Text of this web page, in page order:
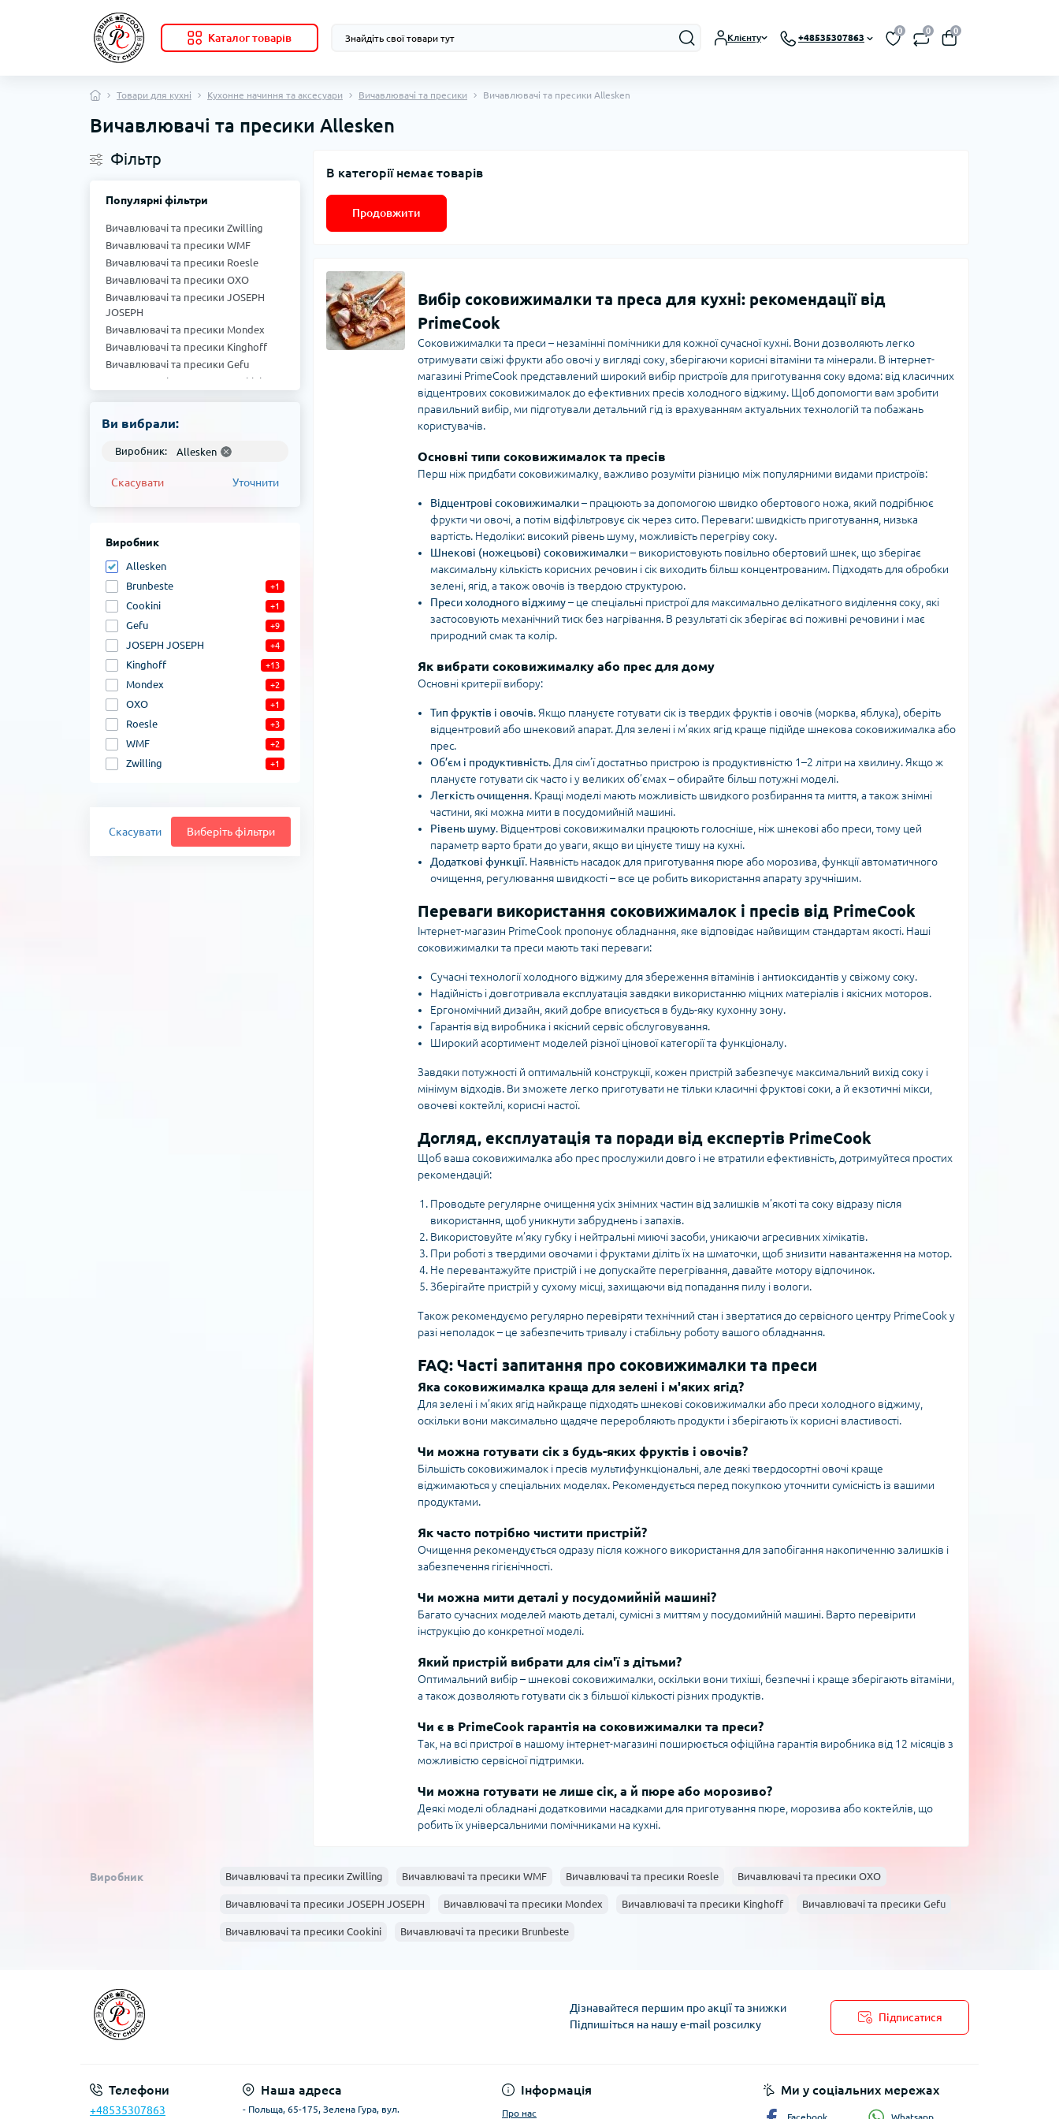
Каталог товарів Клієнту +48535307863
0 0 0
Товари для кухні Кухонне начиння та аксесуари Вичавлювачі та пресики Вичавлювачі та пресики Allesken
Вичавлювачі та пресики Allesken
Фільтр
Популярні фільтри
Вичавлювачі та пресики Zwilling
Вичавлювачі та пресики WMF
Вичавлювачі та пресики Roesle
Вичавлювачі та пресики OXO
Вичавлювачі та пресики JOSEPH
JOSEPH
Вичавлювачі та пресики Mondex
Вичавлювачі та пресики Kinghoff
Вичавлювачі та пресики Gefu
Вичавлювачі та пресики Cookini
Ви вибрали:
Виробник: Allesken
Скасувати Уточнити
Виробник
Allesken
Brunbeste
+1
Cookini +1
Gefu +9
JOSEPH JOSEPH +4
Kinghoff +13
Mondex +2
OXO +1
Roesle +3
WMF +2
Zwilling +1
Скасувати Виберіть фільтри
В категорії немає товарів
Продовжити
Вибір соковижималки та преса для кухні: рекомендації від
PrimeCook
Соковижималки та преси – незамінні помічники для кожної сучасної кухні. Вони дозволяють легко
отримувати свіжі фрукти або овочі у вигляді соку, зберігаючи корисні вітаміни та мінерали. В інтернет-
магазині PrimeCook представлений широкий вибір пристроїв для приготування соку вдома: від класичних
відцентрових соковижималок до ефективних пресів холодного віджиму. Щоб допомогти вам зробити
правильний вибір, ми підготували детальний гід із врахуванням актуальних технологій та побажань
користувачів.
Основні типи соковижималок та пресів
Перш ніж придбати соковижималку, важливо розуміти різницю між популярними видами пристроїв:
Відцентрові соковижималки– працюють за допомогою швидко обертового ножа, який подрібнює
фрукти чи овочі, а потім відфільтровує сік через сито. Переваги: швидкість приготування, низька
вартість. Недоліки: високий рівень шуму, можливість перегріву соку.
Шнекові (ножецьові) соковижималки– використовують повільно обертовий шнек, що зберігає
максимальну кількість корисних речовин і сік виходить більш концентрованим. Підходять для обробки
зелені, ягід, а також овочів із твердою структурою.
Преси холодного віджиму– це спеціальні пристрої для максимально делікатного виділення соку, які
застосовують механічний тиск без нагрівання. В результаті сік зберігає всі поживні речовини і має
природний смак та колір.
Як вибрати соковижималку або прес для дому
Основні критерії вибору:
Тип фруктів і овочів. Якщо плануєте готувати сік із твердих фруктів і овочів (морква, яблука), оберіть
відцентровий або шнековий апарат. Для зелені і м’яких ягід краще підійде шнекова соковижималка або
прес.
Об’єм і продуктивність. Для сім’ї достатньо пристрою із продуктивністю 1–2 літри на хвилину. Якщо ж
плануєте готувати сік часто і у великих об’ємах – обирайте більш потужні моделі.
Легкість очищення. Кращі моделі мають можливість швидкого розбирання та миття, а також знімні
частини, які можна мити в посудомийній машині.
Рівень шуму. Відцентрові соковижималки працюють голосніше, ніж шнекові або преси, тому цей
параметр варто брати до уваги, якщо ви цінуєте тишу на кухні.
Додаткові функції. Наявність насадок для приготування пюре або морозива, функції автоматичного
очищення, регулювання швидкості – все це робить використання апарату зручнішим.
Переваги використання соковижималок і пресів від PrimeCook
Інтернет-магазин PrimeCook пропонує обладнання, яке відповідає найвищим стандартам якості. Наші
соковижималки та преси мають такі переваги:
Сучасні технології холодного віджиму для збереження вітамінів і антиоксидантів у свіжому соку.
Надійність і довготривала експлуатація завдяки використанню міцних матеріалів і якісних моторов.
Ергономічний дизайн, який добре вписується в будь-яку кухонну зону.
Гарантія від виробника і якісний сервіс обслуговування.
Широкий асортимент моделей різної цінової категорії та функціоналу.
Завдяки потужності й оптимальній конструкції, кожен пристрій забезпечує максимальний вихід соку і
мінімум відходів. Ви зможете легко приготувати не тільки класичні фруктові соки, а й екзотичні мікси,
овочеві коктейлі, корисні настої.
Догляд, експлуатація та поради від експертів PrimeCook
Щоб ваша соковижималка або прес прослужили довго і не втратили ефективність, дотримуйтеся простих
рекомендацій:
Проводьте регулярне очищення усіх знімних частин від залишків м’якоті та соку відразу після
використання, щоб уникнути забруднень і запахів.
Використовуйте м’яку губку і нейтральні миючі засоби, уникаючи агресивних хімікатів.
При роботі з твердими овочами і фруктами діліть їх на шматочки, щоб знизити навантаження на мотор.
Не перевантажуйте пристрій і не допускайте перегрівання, давайте мотору відпочинок.
Зберігайте пристрій у сухому місці, захищаючи від попадання пилу і вологи.
Також рекомендуємо регулярно перевіряти технічний стан і звертатися до сервісного центру PrimeCook у
разі неполадок – це забезпечить тривалу і стабільну роботу вашого обладнання.
FAQ: Часті запитання про соковижималки та преси
Яка соковижималка краща для зелені і м'яких ягід?
Для зелені і м’яких ягід найкраще підходять шнекові соковижималки або преси холодного віджиму,
оскільки вони максимально щадяче переробляють продукти і зберігають їх корисні властивості.
Чи можна готувати сік з будь-яких фруктів і овочів?
Більшість соковижималок і пресів мультифункціональні, але деякі твердосортні овочі краще
віджимаються у спеціальних моделях. Рекомендується перед покупкою уточнити сумісність із вашими
продуктами.
Як часто потрібно чистити пристрій?
Очищення рекомендується одразу після кожного використання для запобігання накопиченню залишків і
забезпечення гігієнічності.
Чи можна мити деталі у посудомийній машині?
Багато сучасних моделей мають деталі, сумісні з миттям у посудомийній машині. Варто перевірити
інструкцію до конкретної моделі.
Який пристрій вибрати для сім'ї з дітьми?
Оптимальний вибір – шнекові соковижималки, оскільки вони тихіші, безпечні і краще зберігають вітаміни,
а також дозволяють готувати сік з більшої кількості різних продуктів.
Чи є в PrimeCook гарантія на соковижималки та преси?
Так, на всі пристрої в нашому інтернет-магазині поширюється офіційна гарантія виробника від 12 місяців з
можливістю сервісної підтримки.
Чи можна готувати не лише сік, а й пюре або морозиво?
Деякі моделі обладнані додатковими насадками для приготування пюре, морозива або коктейлів, що
робить їх універсальними помічниками на кухні.
Виробник Вичавлювачі та пресики Zwilling Вичавлювачі та пресики WMF Вичавлювачі та пресики Roesle Вичавлювачі та пресики OXO
Вичавлювачі та пресики JOSEPH JOSEPH Вичавлювачі та пресики Mondex Вичавлювачі та пресики Kinghoff Вичавлювачі та пресики Gefu
Вичавлювачі та пресики Cookini Вичавлювачі та пресики Brunbeste
Дізнавайтеся першим про акції та знижки
Підпишіться на нашу e-mail розсилку
Підписатися
Телефони
+48535307863
Наша адреса
- Польща, 65-175, Зелена Гура, вул.
Інформація
Про нас
Ми у соціальних мережах
Whatsapp